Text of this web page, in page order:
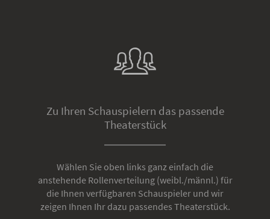
Zu Ihren Schauspielern das passende
Theaterstück
Wählen Sie oben links ganz einfach die
anstehende Rollenverteilung (weibl./männl.) für
die Ihnen verfügbaren Schauspieler und wir
zeigen Ihnen Ihr dazu passendes Theaterstück.